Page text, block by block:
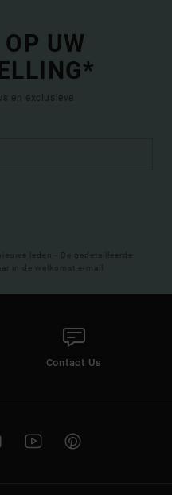
UW
en exclusieve
leden - De gedetailleerde
in de welkomst e-mail
Contact Us